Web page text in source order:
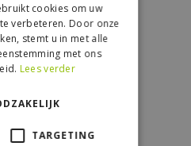
cookies om uw
verbeteren. Door onze
stemt u in met alle
met ons
Lees verder
TARGETING